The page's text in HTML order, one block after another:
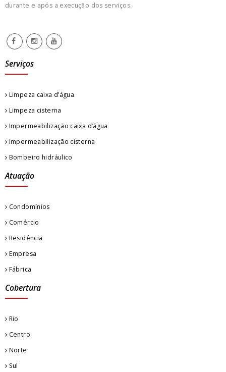
durante e após a execução dos serviços.
Serviços
Limpeza caixa d’água
Limpeza cisterna
Impermeabilização caixa d’água
Impermeabilização cisterna
Bombeiro hidráulico
Atuação
Condomínios
Comércio
Residência
Empresa
Fábrica
Cobertura
Rio
Centro
Norte
Sul